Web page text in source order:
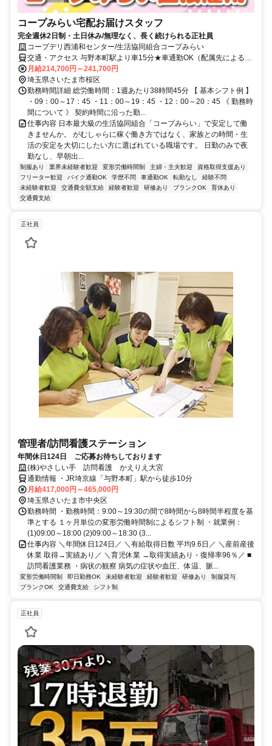
コープみらい宅配お届けスタッフ
完全週休2日制・土日休み/無理なく、長く続けられる正社員
コープデリ西浦和センター/生活協同組合コープみらい
交通・アクセス 与野本町駅より車15分★車通勤OK（配属先による）
※配属先は、入職時期や各センターの人員状況を踏まえ、本人の希望
を考慮した上で、募集場所を含む通勤可能な範囲のセンターから決定
します。
月給214,700円～241,700円
埼玉県さいたま市桜区
勤務時間詳細 総労働時間：1週あたり38時間45分 【 基本シフト例 】
・09：00～17：45 ・11：00～19：45 ・12：00～20：45 《 勤務時
間について 》 契約時間に沿った勤...
仕事内容 日本最大級の生活協同組合「コープみらい」で安定して働
きませんか。 がむしゃらに稼ぐ働き方ではなく、家族との時間・生
活の安定を大切にしたい方に選ばれている職場です。 日勤のみで夜
勤なし、早朝出...
制服あり 業界未経験者歓迎 変形労働時間制 主婦・主夫歓迎
資格取得支援あり
フリーター歓迎
バイク通勤OK 学歴不問 車通勤OK 転勤なし
経験不問
未経験者歓迎
交通費全額支給 経験者歓迎 研修あり ブランクOK
育休あり
交通費支給
正社員
管理者/訪問看護ステーション
年間休日124日 ご応募お待ちしております
(株)やさしい手 訪問看護 かえりえ大宮
通勤情報 ・JR埼京線「与野本町」駅から徒歩10分
月給417,000円～465,000円
埼玉県さいたま市中央区
勤務時間 ・勤務時間：9:00～19:30の間で8時間から8時間半程度を基
準とする １ヶ月単位の変形労働時間制によるシフト制 ・就業例：
(1)09:00～18:00 (2)09:00～18:30 (3...
仕事内容 ＼年間休日124日／ ＼有給取得日数 平均9.6日／ ＼産前産後
休業 取得→実績あり／ ＼育児休業 →取得実績あり・復帰率96％／ ■
訪問看護業務 ・病状の観察 病気の症状や血圧、体温、脈...
変形労働時間制 即日勤務OK 未経験者歓迎 経験者歓迎 研修あり
制服貸与
ブランクOK
交通費支給 シフト制
正社員